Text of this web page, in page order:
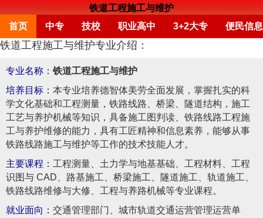
铁道工程施工与维护
首页
中专 技校 职业高中 3+2大专 便民信息
铁道工程施工与维护专业介绍：
专业名称： 铁道工程施工与维护
培养目标： 本专业培养德智体美劳全面发展，掌握扎实的科
学文化基础和工程测量，铁路线路、桥梁、隧道结构，施工
工艺与养护机械等知识，具备施工图判读、铁路线路工程施
工与养护维修的能力，具有工匠精神和信息素养，能够从事
铁路线路施工与维护等工作的技术技能人才。
主要课程： 工程测量、土力学与地基基础、工程材料、工程
识图与 CAD、路基施工、桥梁施工、隧道施工、轨道施工、
铁路线路维修与大修、工程与养路机械等专业课程。
就业面向： 交通管理部门、城市轨道交通运营管理运营单